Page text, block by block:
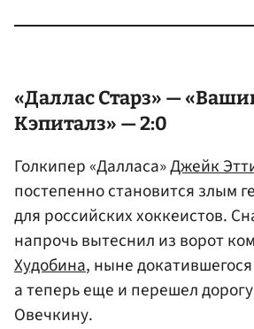
«Даллас Старз» —
Кэпиталз» — 2:0
Голкипер «Далласа»Джейк
постепенно становится злым
для российских хоккеистов.
напрочь вытеснил из ворот
Худобина, ныне
а теперь еще и перешел
Овечкину.